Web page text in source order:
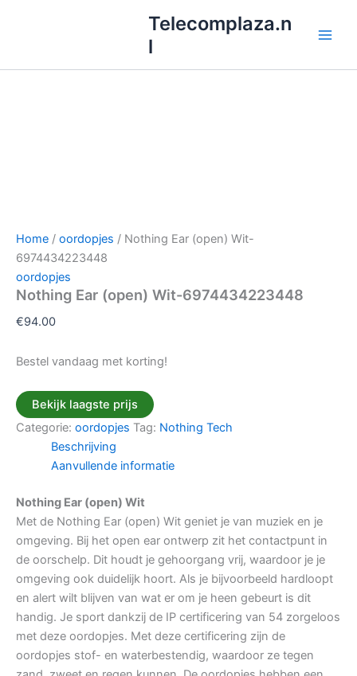
inhoud
Telecomplaza.n
l
Home / oordopjes / Nothing Ear (open) Wit-
6974434223448
oordopjes
Nothing Ear (open) Wit-6974434223448
€94.00
Bestel vandaag met korting!
Bekijk laagste prijs
Categorie: oordopjes Tag: Nothing Tech
Beschrijving
Aanvullende informatie
Nothing Ear (open) Wit
Met de Nothing Ear (open) Wit geniet je van muziek en je
omgeving. Bij het open ear ontwerp zit het contactpunt in
de oorschelp. Dit houdt je gehoorgang vrij, waardoor je je
omgeving ook duidelijk hoort. Als je bijvoorbeeld hardloopt
en alert wilt blijven van wat er om je heen gebeurt is dit
handig. Je sport dankzij de IP certificering van 54 zorgeloos
met deze oordopjes. Met deze certificering zijn de
oordopjes stof- en waterbestendig, waardoor ze tegen